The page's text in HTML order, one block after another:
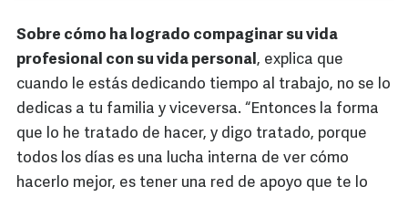
Sobre cómo ha logrado compaginar su vida
profesional con su vida personal , explica que
cuando le estás dedicando tiempo al trabajo, no se lo
dedicas a tu familia y viceversa. “Entonces la forma
que lo he tratado de hacer, y digo tratado, porque
todos los días es una lucha interna de ver cómo
hacerlo mejor, es tener una red de apoyo que te lo